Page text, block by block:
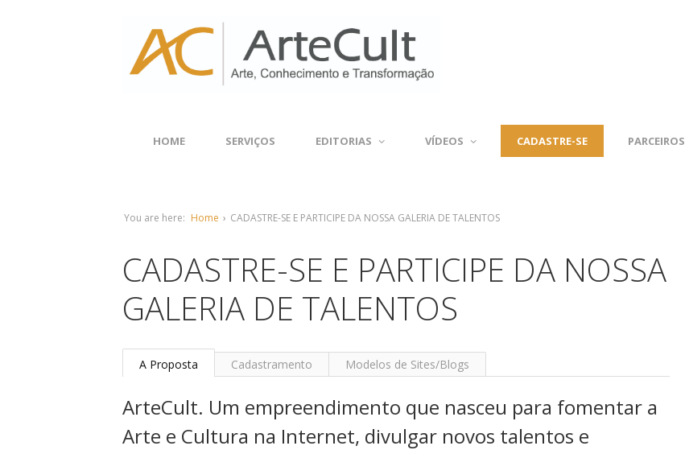
HOME SERVIÇOS EDITORIAS VÍDEOS CADASTRE-SE PARCEIROS
You are here: Home › CADASTRE-SE E PARTICIPE DA NOSSA GALERIA DE TALENTOS
CADASTRE-SE E PARTICIPE DA NOSSA
GALERIA DE TALENTOS
A Proposta Cadastramento Modelos de Sites/Blogs
ArteCult. Um empreendimento que nasceu para fomentar a
Arte e Cultura na Internet, divulgar novos talentos e